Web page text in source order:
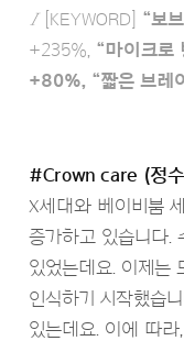
Ι[KEYWORD] “보
+235%, “마이크로
+80%, “짧은 브레
#Crown care (정
X세대와 베이비붐
증가하고 있습니다.
있었는데요. 이제는
인식하기 시작했습
있는데요. 이에 따